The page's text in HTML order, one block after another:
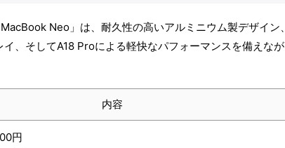
Neo」は、耐久性の高いアルミニウム製デザイン、
、そしてA18 Proによる軽快なパフォーマンスを備えなが
内容
円